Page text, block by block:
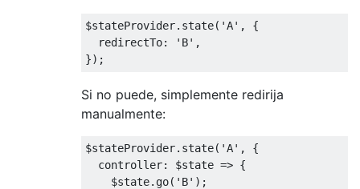
$stateProvider. state( 'A' ,
{
  redirectTo
: 'B' ,
});
Si no puede, simplemente redirija
manualmente:
$stateProvider. state( 'A' ,
{
  controller
: $state => {
    $state
. go( 'B' );